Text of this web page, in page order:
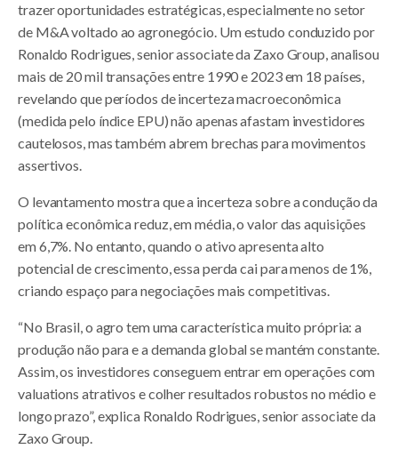
trazer oportunidades estratégicas, especialmente no setor
de M&A voltado ao agronegócio. Um estudo conduzido por
Ronaldo Rodrigues, senior associate da Zaxo Group, analisou
mais de 20 mil transações entre 1990 e 2023 em 18 países,
revelando que períodos de incerteza macroeconômica
(medida pelo índice EPU) não apenas afastam investidores
cautelosos, mas também abrem brechas para movimentos
assertivos.
O levantamento mostra que a incerteza sobre a condução da
política econômica reduz, em média, o valor das aquisições
em 6,7%. No entanto, quando o ativo apresenta alto
potencial de crescimento, essa perda cai para menos de 1%,
criando espaço para negociações mais competitivas.
“No Brasil, o agro tem uma característica muito própria: a
produção não para e a demanda global se mantém constante.
Assim, os investidores conseguem entrar em operações com
valuations atrativos e colher resultados robustos no médio e
longo prazo”, explica Ronaldo Rodrigues, senior associate da
Zaxo Group.